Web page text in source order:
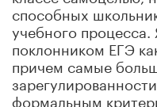
способных
учебного
поклонником ЕГЭ
причем самые
формальным